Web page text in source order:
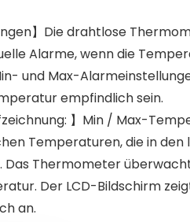
】Die drahtlose
Alarme, wenn die
und Max-
empfindlich sein.
】Min / Max-
Temperaturen, die in den
Das Thermometer
Der LCD-Bildschirm
an.